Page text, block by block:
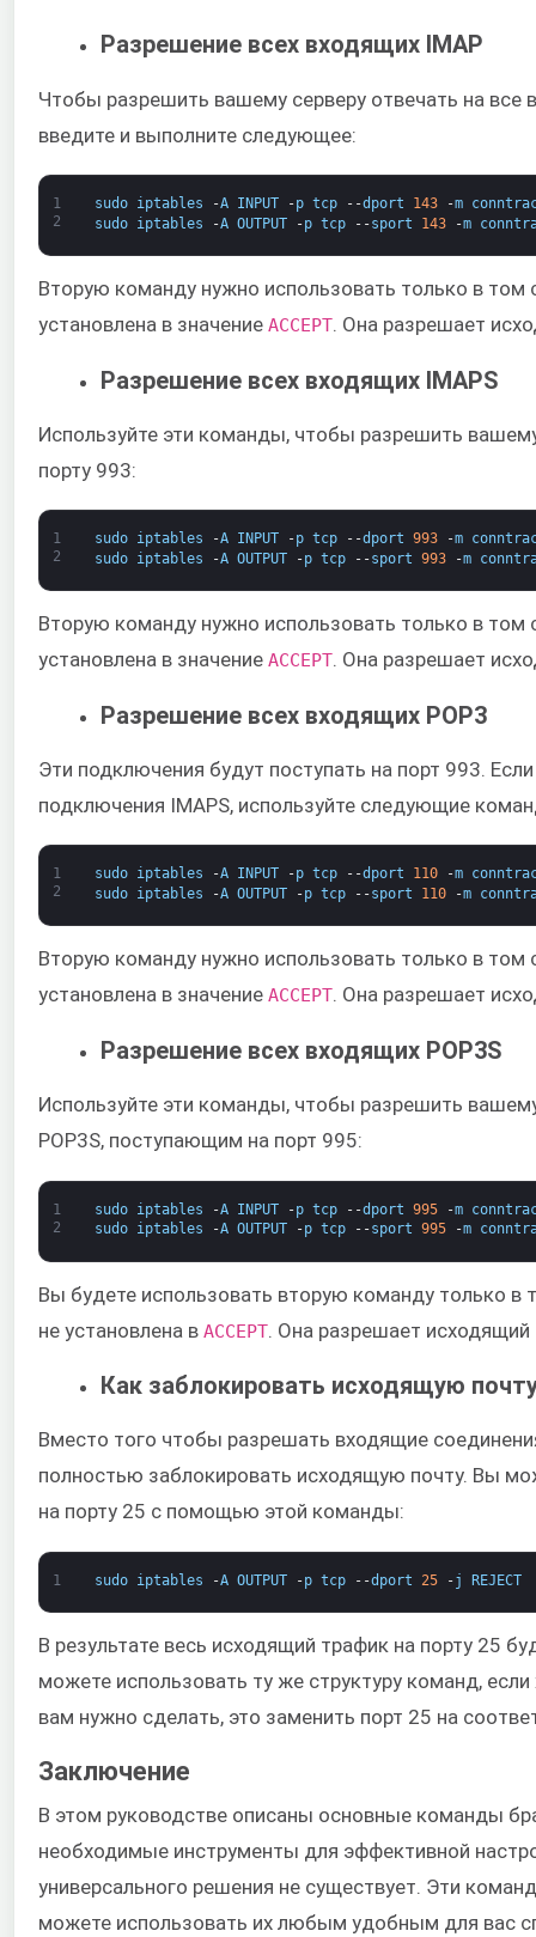
Разрешение всех входящих IMAP
Чтобы разрешить вашему серверу отвечать на все
введите и выполните следующее:​
1
2
sudo iptables -A INPUT -p tcp --dport 143 -m
sudo
iptables -A OUTPUT -p tcp --sport 143 -m
Вторую команду нужно использовать только в том
установлена в значение ACCEPT​. Она разрешает
Разрешение всех входящих IMAPS
Используйте эти команды, чтобы разрешить
порту 993:
1
2
sudo iptables -A INPUT -p tcp --dport 993 -m
sudo
iptables -A OUTPUT -p tcp --sport 993 -m
Вторую команду нужно использовать только в том
установлена в значение ACCEPT​. Она разрешает
Разрешение всех входящих POP3
Эти подключения будут поступать на порт 993.
подключения IMAPS, используйте следующие
1
2
sudo iptables -A INPUT -p tcp --dport 110 -m
sudo
iptables -A OUTPUT -p tcp --sport 110 -m
Вторую команду нужно использовать только в том
установлена в значение ACCEPT​. Она разрешает
Разрешение всех входящих POP3S
Используйте эти команды, чтобы разрешить
POP3S, поступающим на порт 995:
1
2
sudo iptables -A INPUT -p tcp --dport 995 -m
sudo
iptables -A OUTPUT -p tcp --sport 995 -m
Вы будете использовать вторую команду только в
не установлена в ACCEPT​ . Она разрешает
Как заблокировать исходящую
Вместо того чтобы разрешать входящие
полностью заблокировать исходящую почту. Вы
на порту 25 с помощью этой команды:
1 sudo iptables -A OUTPUT -p tcp --dport 25 -j REJECT
В результате весь исходящий трафик на порту 25
можете использовать ту же структуру команд,
вам нужно сделать, это заменить порт 25 на
Заключение
В этом руководстве описаны основные команды
необходимые инструменты для эффективной
универсального решения не существует. Эти
можете использовать их любым удобным для вас